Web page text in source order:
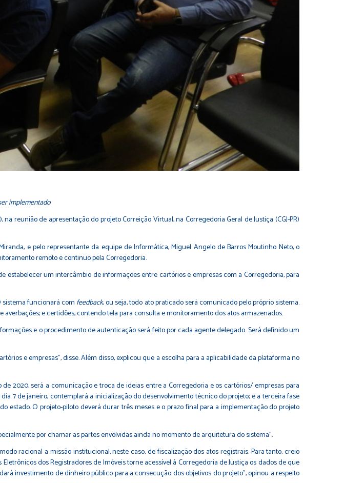
implementado
reunião de apresentação do projeto Correição Virtual, na Corregedoria Geral de Justiça (CGJ-PR)
e pelo representante da equipe de Informática, Miguel Angelo de Barros Moutinho Neto, o
remoto e continuo pela Corregedoria.
estabelecer um intercâmbio de informações entre cartórios e empresas com a Corregedoria, para
sistema funcionará com feedback, ou seja, todo ato praticado será comunicado pelo próprio sistema.
e certidões, contendo tela para consulta e monitoramento dos atos armazenados.
e o procedimento de autenticação será feito por cada agente delegado. Será definido um
e empresas”, disse. Além disso, explicou que a escolha para a aplicabilidade da plataforma no
2020, será a comunicação e troca de ideias entre a Corregedoria e os cartórios/ empresas para
7 de janeiro, contemplará a inicialização do desenvolvimento técnico do projeto; e a terceira fase
O projeto-piloto deverá durar três meses e o prazo final para a implementação do projeto
por chamar as partes envolvidas ainda no momento de arquitetura do sistema”.
racional a missão institucional, neste caso, de fiscalização dos atos registrais. Para tanto, creio
dos Registradores de Imóveis torne acessível à Corregedoria de Justiça os dados de que
investimento de dinheiro público para a consecução dos objetivos do projeto", opinou a respeito